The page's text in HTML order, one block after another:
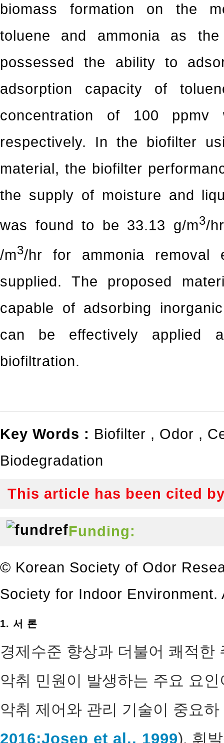
biomass formation on the
toluene and ammonia as
possessed the ability to
adsorption capacity of
concentration of 100
respectively. In the biofilter
material, the biofilter
the supply of moisture and
was found to be 33.13 g/m3/
/m3/hr for ammonia removal
supplied. The proposed
capable of adsorbing
can be effectively applied
biofiltration.
Key Words : Biofilter , Odor ,
Biodegradation
This article has been cited
Funding:
© Korean Society of Odor
Society for Indoor
1. 서 론
경제수준 향상과 더불어 쾌적한
악취 민원이 발생하는 주요 요
악취 제어와 관리 기술이 중요
2016;Josep et al., 1999). 휘